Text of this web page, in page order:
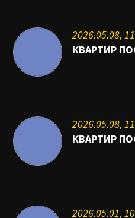
2026.05.08,
КВАРТИР
2026.05.08,
КВАРТИР
2026.05.01,